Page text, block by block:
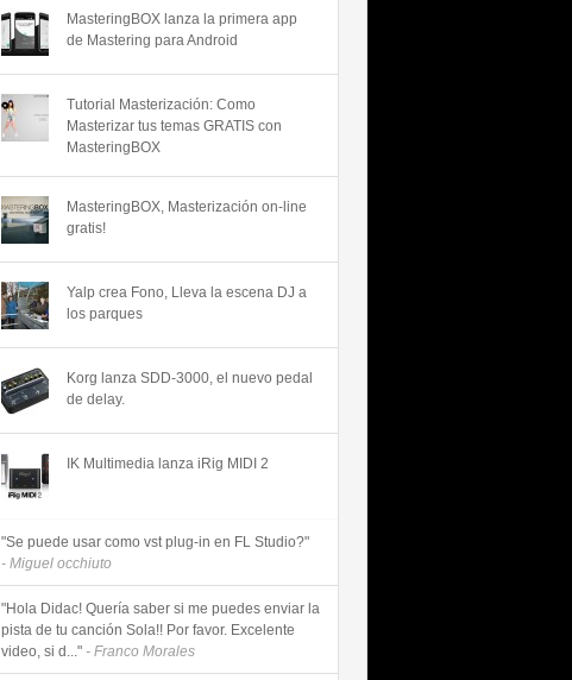
MasteringBOX lanza la primera app
de Mastering para Android
Tutorial Masterización: Como
Masterizar tus temas GRATIS con
MasteringBOX
MasteringBOX, Masterización on-line
gratis!
Yalp crea Fono, Lleva la escena DJ a
los parques
Korg lanza SDD-3000, el nuevo pedal
de delay.
IK Multimedia lanza iRig MIDI 2
"Se puede usar como vst plug-in en FL Studio?"
- Miguel occhiuto
"Hola Didac! Quería saber si me puedes enviar la
pista de tu canción Sola!! Por favor. Excelente
video, si d..." - Franco Morales